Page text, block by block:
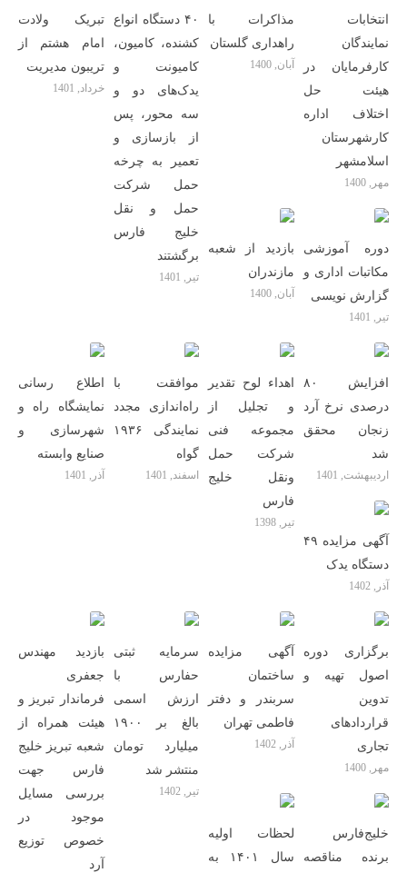
تبریک ولادت
امام هشتم از
تریبون مدیریت
خرداد, 1401
۴۰ دستگاه انواع
کشنده، کامیون،
کامیونت و
یدک‌های دو و
سه محور، پس
از بازسازی و
تعمیر به چرخه
حمل شرکت
حمل و نقل
خلیج فارس
برگشتند
تیر, 1401
مذاکرات با
راهداری گلستان
آبان, 1400
انتخابات
نمایندگان
کارفرمایان در
هیئت حل
اختلاف اداره
کارشهرستان
اسلامشهر
مهر, 1400
بازدید از شعبه
مازندران
آبان, 1400
دوره آموزشی
مکاتبات اداری و
گزارش نویسی
تیر, 1401
اطلاع رسانی
نمایشگاه راه و
شهرسازی و
صنایع وابسته
آذر, 1401
موافقت با
راه‌اندازی مجدد
نمایندگی ۱۹۳۶
گواه
اسفند, 1401
اهداء لوح تقدیر
و تجلیل از
مجموعه فنی
شرکت حمل
ونقل خلیج
فارس
تیر, 1398
افزایش ۸۰
درصدی نرخ آرد
زنجان محقق
شد
اردیبهشت, 1401
آگهی مزایده ۴۹
دستگاه یدک
آذر, 1402
بازدید مهندس
جعفری
فرماندار تبریز و
هیئت همراه از
شعبه تبریز خلیج
فارس جهت
بررسی مسایل
موجود در
خصوص توزیع
آرد
سرمایه ثبتی
حفارس با
ارزش اسمی
بالغ بر ۱۹۰۰
میلیارد تومان
منتشر شد
تیر, 1402
آگهی مزایده
ساختمان
سربندر و دفتر
فاطمی تهران
آذر, 1402
برگزاری دوره
اصول تهیه و
تدوین
قراردادهای
تجاری
مهر, 1400
لحظات اولیه
سال ۱۴۰۱ به
خلیج‌فارس
برنده مناقصه